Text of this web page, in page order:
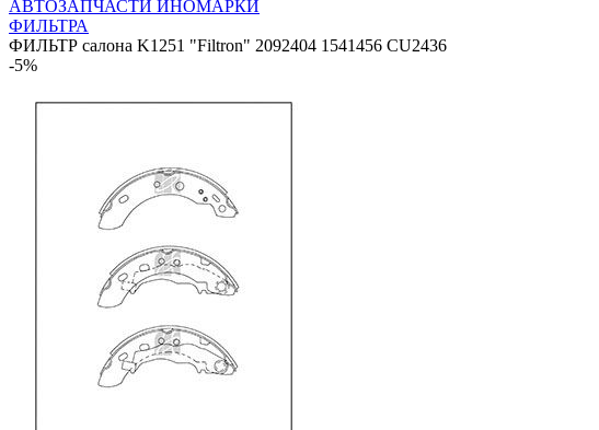
АВТОЗАПЧАСТИ ИНОМАРКИ
ФИЛЬТРА
ФИЛЬТР салона K1251 "Filtron" 2092404 1541456 CU2436
-5%